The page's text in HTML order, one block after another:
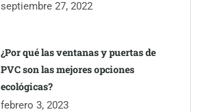
septiembre 27, 2022
¿Por qué las ventanas y puertas de
PVC son las mejores opciones
ecológicas?
febrero 3, 2023